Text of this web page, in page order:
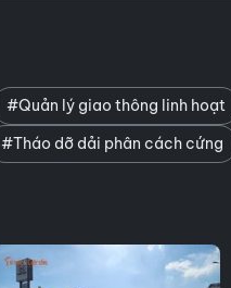
#Quản lý giao thông linh hoạt
#Tháo dỡ dải phân cách cứng